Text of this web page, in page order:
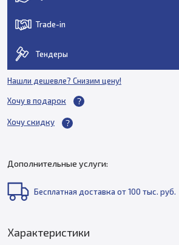
Trade-in
Тендеры
Нашли дешевле? Снизим цену!
Хочу в подарок
Хочу скидку
Дополнительные услуги:
Бесплатная доставка от 100 тыс. руб.
Характеристики